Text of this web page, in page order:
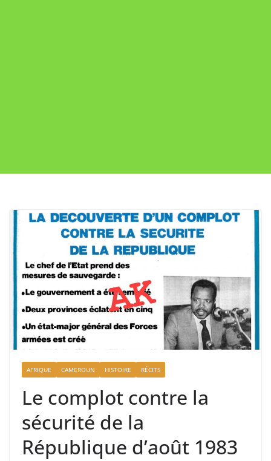
AFRIQUE CAMEROUN HISTOIRE RÉCITS
Le complot contre la
sécurité de la
République d’août 1983